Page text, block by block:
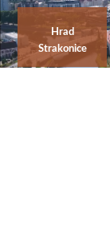
Hrad
Strakonice